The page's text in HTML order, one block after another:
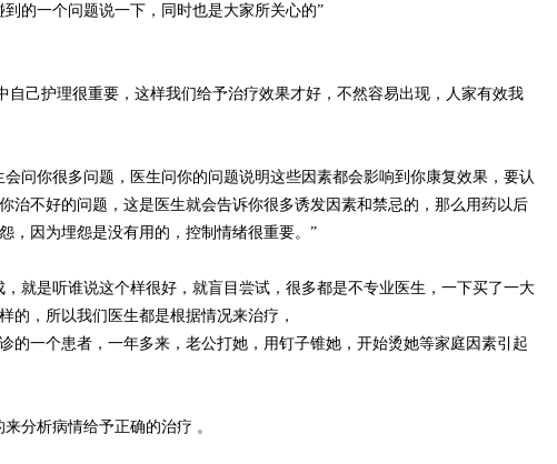
的一个问题说一下，同时也是大家所关心的”
己护理很重要，这样我们给予治疗效果才好，不然容易出现，人家有效我
问你很多问题，医生问你的问题说明这些因素都会影响到你康复效果，要认
不好的问题，这是医生就会告诉你很多诱发因素和禁忌的，那么用药以后
，因为埋怨是没有用的，控制情绪很重要。”
就是听谁说这个样很好，就盲目尝试，很多都是不专业医生，一下买了一大
的，所以我们医生都是根据情况来治疗，
一个患者，一年多来，老公打她，用钉子锥她，开始烫她等家庭因素引起
分析病情给予正确的治疗 。